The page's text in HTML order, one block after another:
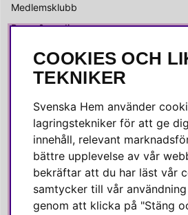
Medlemsklubb
Press & media
SOCIALA MEDIER
Instagram
Linkedin
Pinterest
COOKIES OCH
TEKNIKER
Svenska Hem använder
lagringstekniker för att ge
innehåll, relevant
bättre upplevelse av vår
bekräftar att du har läst vår
samtycker till vår
genom att klicka på "Stäng